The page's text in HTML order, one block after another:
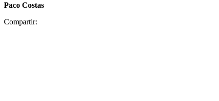
Paco Costas
Compartir: